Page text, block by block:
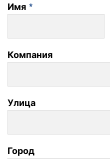
Имя *
Компания
Улица
Город